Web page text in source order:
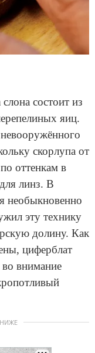
состоит из
яиц.
скорлупа от
оттенкам в
линз. В
необыкновенно
эту технику
долину. Как
циферблат
внимание